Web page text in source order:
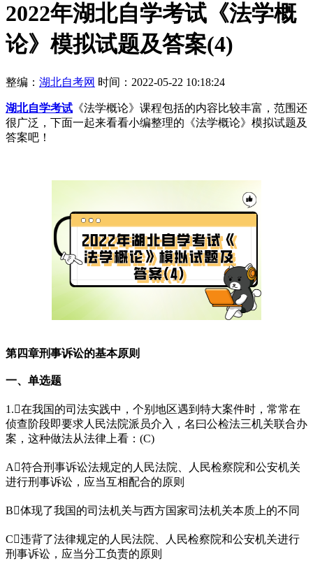
2022年湖北自学考试《法学概
论》模拟试题及答案(4)
整编： 湖北自考网 时间：2022-05-22 10:18:24
湖北自学考试 《法学概论》课程包括的内容比较丰富，范围还
很广泛，下面一起来看看小编整理的《法学概论》模拟试题及
答案吧！
第四章刑事诉讼的基本原则
一、单选题
1.在我国的司法实践中，个别地区遇到特大案件时，常常在
侦查阶段即要求人民法院派员介入，名曰公检法三机关联合办
案，这种做法从法律上看：(C)
A符合刑事诉讼法规定的人民法院、人民检察院和公安机关
进行刑事诉讼，应当互相配合的原则
B体现了我国的司法机关与西方国家司法机关本质上的不同
C违背了法律规定的人民法院、人民检察院和公安机关进行
刑事诉讼，应当分工负责的原则